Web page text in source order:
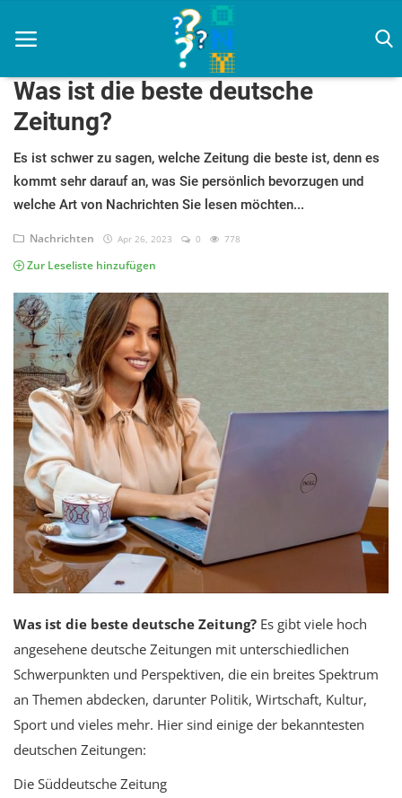
Zuhause
Amazon
Filmkritiken
Haus & Garten
Künstliche Intelligenz
Nachrichten
Schwangerschaft
Anmeldung
Registrieren
German
Was ist die beste deutsche
Zeitung?
Es ist schwer zu sagen, welche Zeitung die beste ist, denn es
kommt sehr darauf an, was Sie persönlich bevorzugen und
welche Art von Nachrichten Sie lesen möchten...
Nachrichten Apr 26, 2023 0 778
Zur Leseliste hinzufügen
Was ist die beste deutsche Zeitung? Es gibt viele hoch
angesehene deutsche Zeitungen mit unterschiedlichen
Schwerpunkten und Perspektiven, die ein breites Spektrum
an Themen abdecken, darunter Politik, Wirtschaft, Kultur,
Sport und vieles mehr. Hier sind einige der bekanntesten
deutschen Zeitungen:
Die Süddeutsche Zeitung